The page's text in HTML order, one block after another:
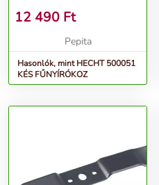
12 490 Ft
Pepita
Hasonlók, mint HECHT 500051
KÉS FŰNYÍRÓKOZ